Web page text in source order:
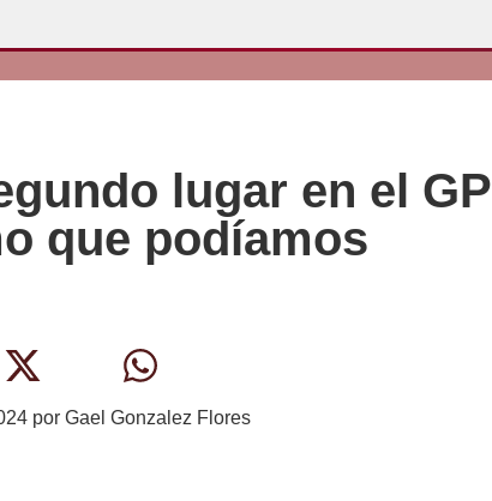
lugar en el GP
que podíamos
por Gael Gonzalez Flores